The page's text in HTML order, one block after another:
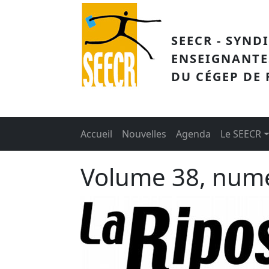
Aller au contenu principal
SEECR -
DU CÉGEP
Main menu
Accueil Nouvelles Agenda Le SEECR
Volume 38,